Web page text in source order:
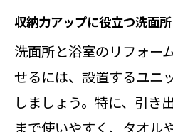
を活かすシンク
洗面所と浴室の
が簡単なユニッ
洗面所と浴室の
率を高めるシン
収納力アップに役立つ洗面
洗面所と浴室のリフォー
せるには、設置するユニ
しましょう。特に、引き
まで使いやすく、タオル